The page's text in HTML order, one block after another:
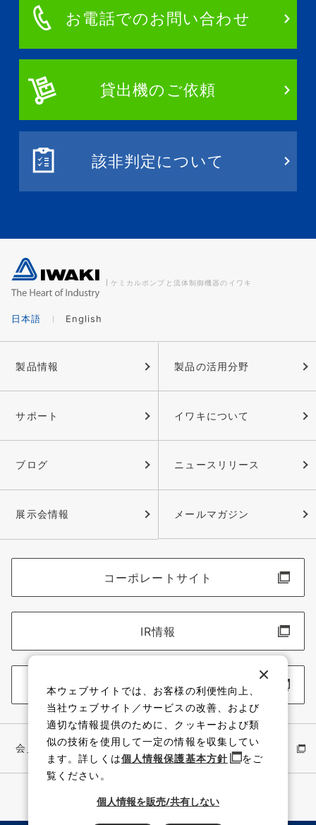
お電話でのお問い合わせ
貸出機のご依頼
該非判定について
ケミカルポンプと流体制御機器のイワキ
日本語 English
製品情報 製品の活用分野
サポート イワキについて
ブログ ニュースリリース
展示会情報 メールマガジン
コーポレートサイト
IR情報
採用情報
会員サイト イワキ公式 YouTube
本ウェブサイトでは、お客様の利便性向上、
当社ウェブサイト／サービスの改善、および
適切な情報提供のために、クッキーおよび類
似の技術を使用して一定の情報を収集してい
ます。詳しくは個人情報保護基本方針
をご
覧ください。
個人情報を販売/共有しない